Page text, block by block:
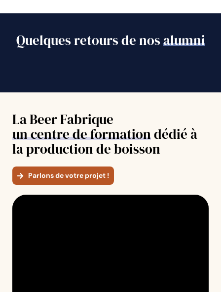
Quelques retours de nosalumni
La Beer Fabrique
un centre de formationdédié à
la production de boisson
Parlons de votre projet !